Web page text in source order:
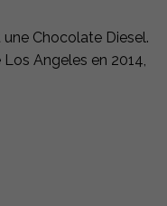
une Chocolate Diesel.
Angeles en 2014,